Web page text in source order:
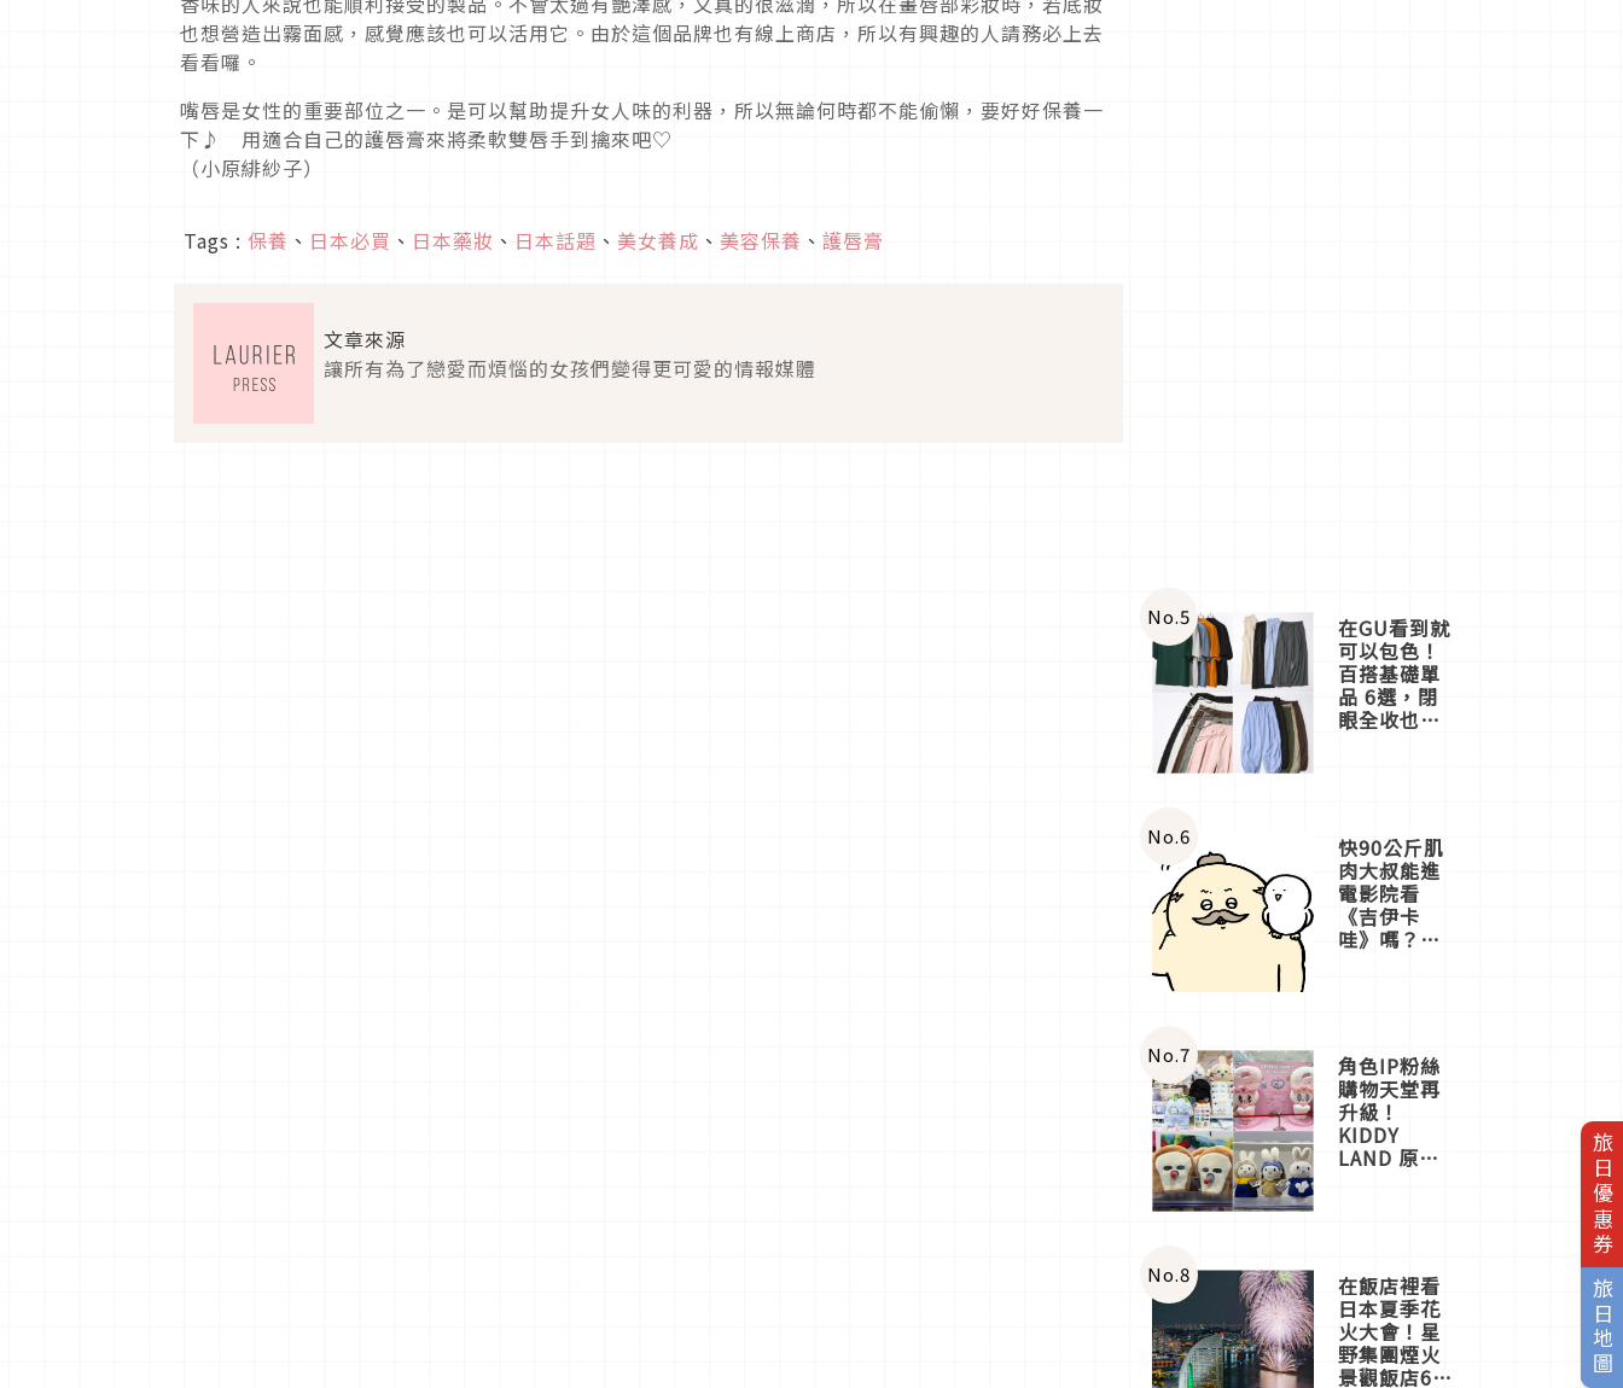
旅日優惠券
旅日地圖
也想營造出霧面感，感覺應該也可以活用它。由於這個品牌也有線上商店，所以有興趣的人請務必上去
看看囉。
嘴唇是女性的重要部位之一。是可以幫助提升女人味的利器，所以無論何時都不能偷懶，要好好保養一
下♪ 用適合自己的護唇膏來將柔軟雙唇手到擒來吧♡
（小原緋紗子）
Tags : 保養 、 日本必買 、 日本藥妝 、 日本話題 、 美女養成 、 美容保養 、 護唇膏
文章來源
讓所有為了戀愛而煩惱的女孩們變得更可愛的情報媒體
No.5 在GU看到就
可以包色！
百搭基礎單
品 6選，閉
眼全收也不
No.6 快90公斤肌
肉大叔能進
電影院看
《吉伊卡
哇》嗎？日
一同給出了
答案
No.7 角色IP粉絲
購物天堂再
升級！
KIDDY
LAND 原宿
店3分即達
No.8 在飯店裡看
日本夏季花
火大會！星
野集團煙火
景觀飯店6